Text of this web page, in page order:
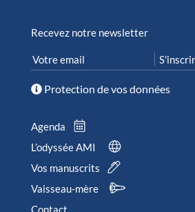
Recevez notre newsletter
Protection de vos données
Agenda
L’odyssée AMI
Vos manuscrits
Vaisseau-mère
Contact